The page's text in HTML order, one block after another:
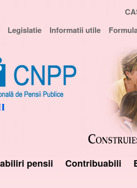
Legislatie Informatii utile
pensii Contribuabili